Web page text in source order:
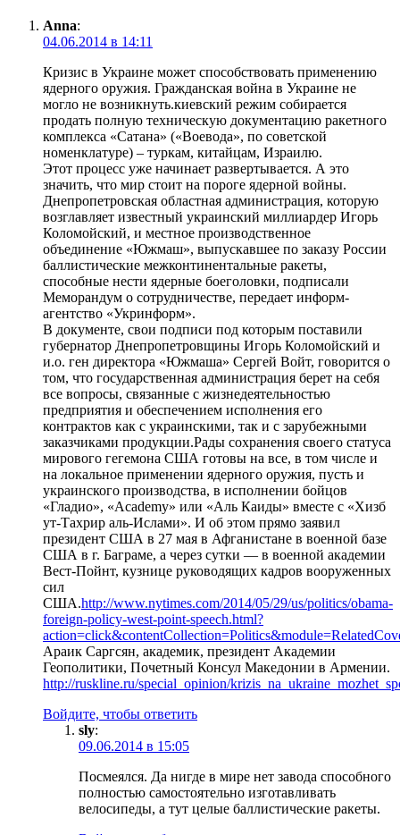
Anna:
04.06.2014 в 14:11
Кризис в Украине может способствовать применению
ядерного оружия. Гражданская война в Украине не
могло не возникнуть.киевский режим собирается
продать полную техническую документацию ракетного
комплекса «Сатана» («Воевода», по советской
номенклатуре) – туркам, китайцам, Израилю.
Этот процесс уже начинает развертывается. А это
значить, что мир стоит на пороге ядерной войны.
Днепропетровская областная администрация, которую
возглавляет известный украинский миллиардер Игорь
Коломойский, и местное производственное
объединение «Южмаш», выпускавшее по заказу России
баллистические межконтинентальные ракеты,
способные нести ядерные боеголовки, подписали
Меморандум о сотрудничестве, передает информ-
агентство «Укринформ».
В документе, свои подписи под которым поставили
губернатор Днепропетровщины Игорь Коломойский и
и.о. ген директора «Южмаша» Сергей Войт, говорится о
том, что государственная администрация берет на себя
все вопросы, связанные с жизнедеятельностью
предприятия и обеспечением исполнения его
контрактов как с украинскими, так и с зарубежными
заказчиками продукции.Рады сохранения своего статуса
мирового гегемона США готовы на все, в том числе и
на локальное применении ядерного оружия, пусть и
украинского производства, в исполнении бойцов
«Гладио», «Academy» или «Аль Каиды» вместе с «Хизб
ут-Тахрир аль-Ислами». И об этом прямо заявил
президент США в 27 мая в Афганистане в военной базе
США в г. Баграме, а через сутки — в военной академии
Вест-Пойнт, кузнице руководящих кадров вооруженных
сил
США.http://www.nytimes.com/2014/05/29/us/politics/obama-
foreign-policy-west-point-speech.html?
Араик Саргсян, академик, президент Академии
Геополитики, Почетный Консул Македонии в Армении.
http://ruskline.ru/special_opinion/
Войдите, чтобы ответить
sly:
09.06.2014 в 15:05
Посмеялся. Да нигде в мире нет завода способного
полностью самостоятельно изготавливать
велосипеды, а тут целые баллистические ракеты.